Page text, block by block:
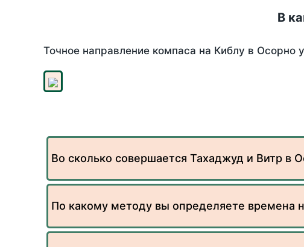
В
Точное направление компаса на Киблу в Осорно
Во сколько совершается Тахаджуд и Витр в
По какому методу вы определяете времена